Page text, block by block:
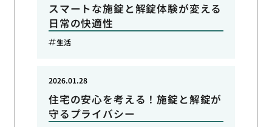
スマートな施錠と解錠体験が変える
日常の快適性
生活
住宅の安心を考える！施錠と解錠が
守るプライバシー
2026.01.28